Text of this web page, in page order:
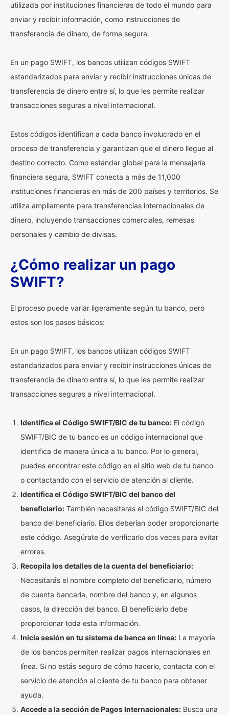
utilizada por instituciones financieras de todo el mundo para
enviar y recibir información, como instrucciones de
transferencia de dinero, de forma segura.
En un pago SWIFT, los bancos utilizan códigos SWIFT
estandarizados para enviar y recibir instrucciones únicas de
transferencia de dinero entre sí, lo que les permite realizar
transacciones seguras a nivel internacional.
Estos códigos identifican a cada banco involucrado en el
proceso de transferencia y garantizan que el dinero llegue al
destino correcto. Como estándar global para la mensajería
financiera segura, SWIFT conecta a más de 11,000
instituciones financieras en más de 200 países y territorios. Se
utiliza ampliamente para transferencias internacionales de
dinero, incluyendo transacciones comerciales, remesas
personales y cambio de divisas.
¿Cómo realizar un pago
SWIFT?
El proceso puede variar ligeramente según tu banco, pero
estos son los pasos básicos:
En un pago SWIFT, los bancos utilizan códigos SWIFT
estandarizados para enviar y recibir instrucciones únicas de
transferencia de dinero entre sí, lo que les permite realizar
transacciones seguras a nivel internacional.
Identifica el Código SWIFT/BIC de tu banco: El código
SWIFT/BIC de tu banco es un código internacional que
identifica de manera única a tu banco. Por lo general,
puedes encontrar este código en el sitio web de tu banco
o contactando con el servicio de atención al cliente.
Identifica el Código SWIFT/BIC del banco del
beneficiario: También necesitarás el código SWIFT/BIC del
banco del beneficiario. Ellos deberían poder proporcionarte
este código. Asegúrate de verificarlo dos veces para evitar
errores.
Recopila los detalles de la cuenta del beneficiario:
Necesitarás el nombre completo del beneficiario, número
de cuenta bancaria, nombre del banco y, en algunos
casos, la dirección del banco. El beneficiario debe
proporcionar toda esta información.
Inicia sesión en tu sistema de banca en línea: La mayoría
de los bancos permiten realizar pagos internacionales en
línea. Si no estás seguro de cómo hacerlo, contacta con el
servicio de atención al cliente de tu banco para obtener
ayuda.
Accede a la sección de Pagos Internacionales: Busca una